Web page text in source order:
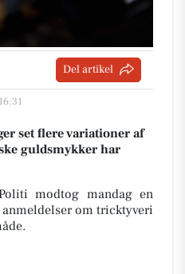
Del artikel
set flere variationer af
guldsmykker har
modtog mandag en
om tricktyveri